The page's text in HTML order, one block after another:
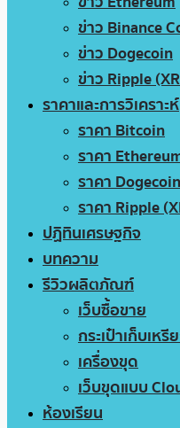
ข่าว Binance
ข่าว Dogecoin
ข่าว Ripple
ราคาและการวิเคราะห์
ราคา Bitcoin
ราคา
ราคา Dogecoin
ราคา Ripple
ปฏิทินเศรษฐกิจ
บทความ
รีวิวผลิตภัณฑ์
เว็บซื้อขาย
กระเป๋าเก็บเห
เครื่องขุด
เว็บขุดแบบ
ห้องเรียน